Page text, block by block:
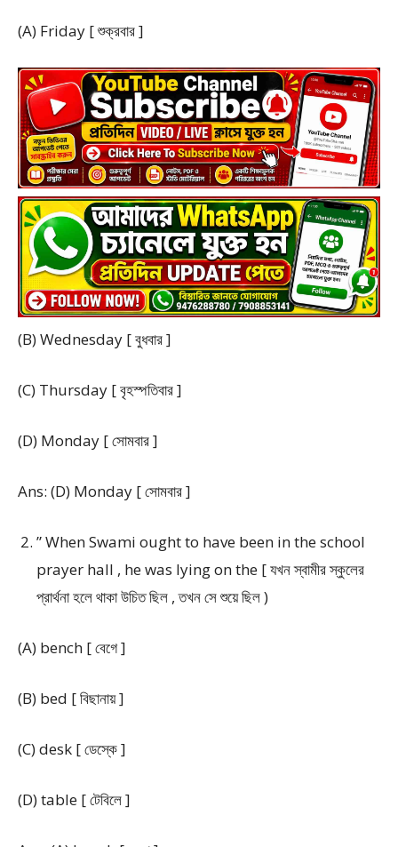
(A) Friday [ শুক্রবার ]
(B) Wednesday [ বুধবার ]
(C) Thursday [ বৃহস্পতিবার ]
(D) Monday [ সোমবার ]
Ans: (D) Monday [ সোমবার ]
” When Swami ought to have been in the school
prayer hall , he was lying on the [ যখন স্বামীর স্কুলের
প্রার্থনা হলে থাকা উচিত ছিল , তখন সে শুয়ে ছিল )
(A) bench [ বেগে ]
(B) bed [ বিছানায় ]
(C) desk [ ডেস্কে ]
(D) table [ টেবিলে ]